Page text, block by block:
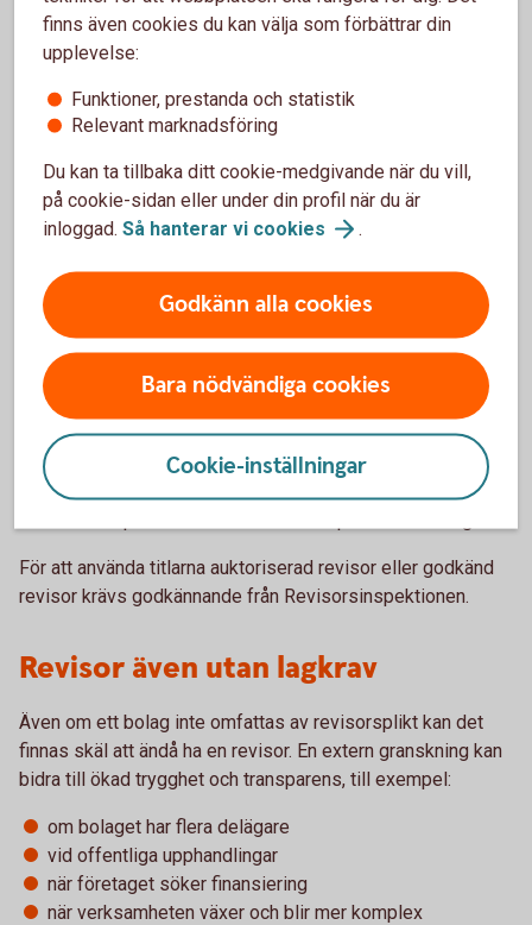
Enredovisningskonsult hjälper företaget med
exempelvis:
löpande bokföring
bokslut
deklarationer
Enrevisorär däremot en oberoende granskare. Revisorns
uppgift är att kontrollera att företagets redovisning och
Revisorn granskar bland annat:
bokföring
årsredovisning
styrelsens och vd:s förvaltning
Eftersom revisorn ska vara oberoende kan det alltså inte
För att använda titlarna auktoriserad revisor eller godkänd
revisor krävs godkännande från Revisorsinspektionen.
Revisor även utan lagkrav
Även om ett bolag inte omfattas av revisorsplikt kan det
finnas skäl att ändå ha en revisor. En extern granskning kan
bidra till ökad trygghet och transparens, till exempel:
om bolaget har flera delägare
vid offentliga upphandlingar
när företaget söker finansiering
när verksamheten växer och blir mer komplex
finns även cookies du kan välja som förbättrar din
upplevelse:
Funktioner, prestanda och statistik
Relevant marknadsföring
Du kan ta tillbaka ditt cookie-medgivande när du vill,
på cookie-sidan eller under din profil när du är
inloggad. Så hanterar vi cookies .
Godkänn alla cookies
Bara nödvändiga cookies
Cookie-inställningar